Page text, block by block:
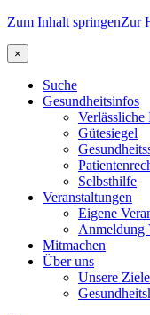
Zum Inhalt springenZur
×
Suche
Gesundheitsinfos
Verlässliche
Gütesiegel
Selbsthilfe
Veranstaltungen
Eigene
Anmeldung
Mitmachen
Über uns
Unsere Ziele